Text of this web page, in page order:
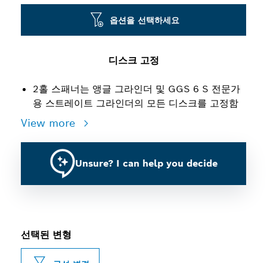
디스크 고정
2홀 스패너는 앵글 그라인더 및 GGS 6 S 전문가
용 스트레이트 그라인더의 모든 디스크를 고정함
View more
Unsure? I can help you decide
옵션을 선택하세요
선택된 변형